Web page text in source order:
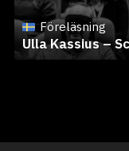
Föreläsning
Ulla Kassius –